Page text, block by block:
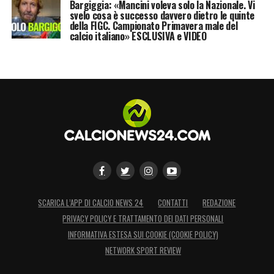
LA PLAYLIST DELLE NOSTRE TOP NEWS
Bargiggia: «Mancini voleva solo la Nazionale. Vi
svelo cosa è successo davvero dietro le quinte
della FIGC. Campionato Primavera male del
calcio italiano» ESCLUSIVA e VIDEO
SCARICA L’APP DI CALCIO NEWS 24 CONTATTI
REDAZIONE
PRIVACY POLICY E TRATTAMENTO DEI DATI PERSONALI
INFORMATIVA ESTESA SUI COOKIE (COOKIE POLICY)
NETWORK SPORT REVIEW